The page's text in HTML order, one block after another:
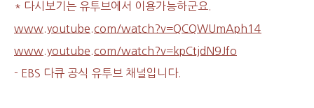
* 다시보기는 유투브에서 이용가능하군요.
www.youtube.com/watch?v=QCQWUmAph14
www.youtube.com/watch?v=kpCtjdN9Jfo
- EBS 다큐 공식 유투브 채널입니다.